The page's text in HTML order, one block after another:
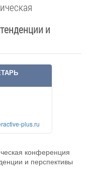
и
plus.ru